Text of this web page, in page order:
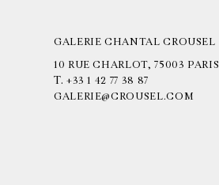
GALERIE CHANTAL CROUSEL
10 RUE CHARLOT, 75003 PARIS
T. +33 1 42 77 38 87
GALERIE@CROUSEL.COM